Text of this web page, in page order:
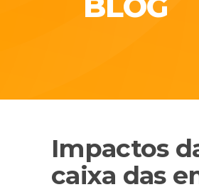
Impactos
caixa das